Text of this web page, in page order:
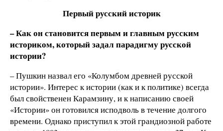
Первый русский историк
– Как он становится первым и главным русским
историком, который задал парадигму русской
истории?
– Пушкин назвал его «Колумбом древней русской
истории». Интерес к истории (как и к политике) всегда
был свойственен Карамзину, и к написанию своей
«Истории» он готовился исподволь в течение долгого
времени. Однако приступил к этой грандиозной работе